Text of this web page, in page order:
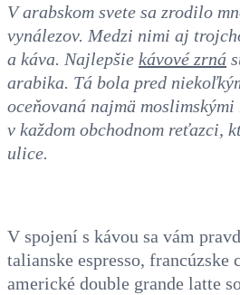
V arabskom svete sa zrodilo
vynálezov. Medzi nimi aj
a káva. Najlepšie kávové zrná
arabika. Tá bola pred
oceňovaná najmä
v každom obchodnom reťazci,
ulice.
V spojení s kávou sa vám
talianske espresso, francúzske
americké double grande latte